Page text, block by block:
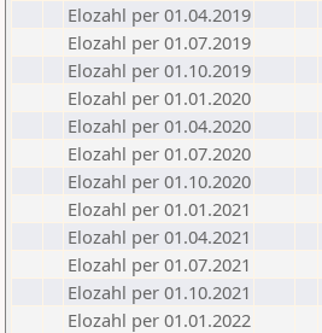
Elozahl per 01.04.2019
Elozahl per 01.07.2019
Elozahl per 01.10.2019
Elozahl per 01.01.2020
Elozahl per 01.04.2020
Elozahl per 01.07.2020
Elozahl per 01.10.2020
Elozahl per 01.01.2021
Elozahl per 01.04.2021
Elozahl per 01.07.2021
Elozahl per 01.10.2021
Elozahl per 01.01.2022